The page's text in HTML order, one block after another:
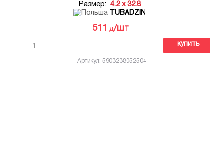
Размер:
4.2 x 32.8
TUBADZIN
511 д/шт
купить
Артикул: 5903238052504